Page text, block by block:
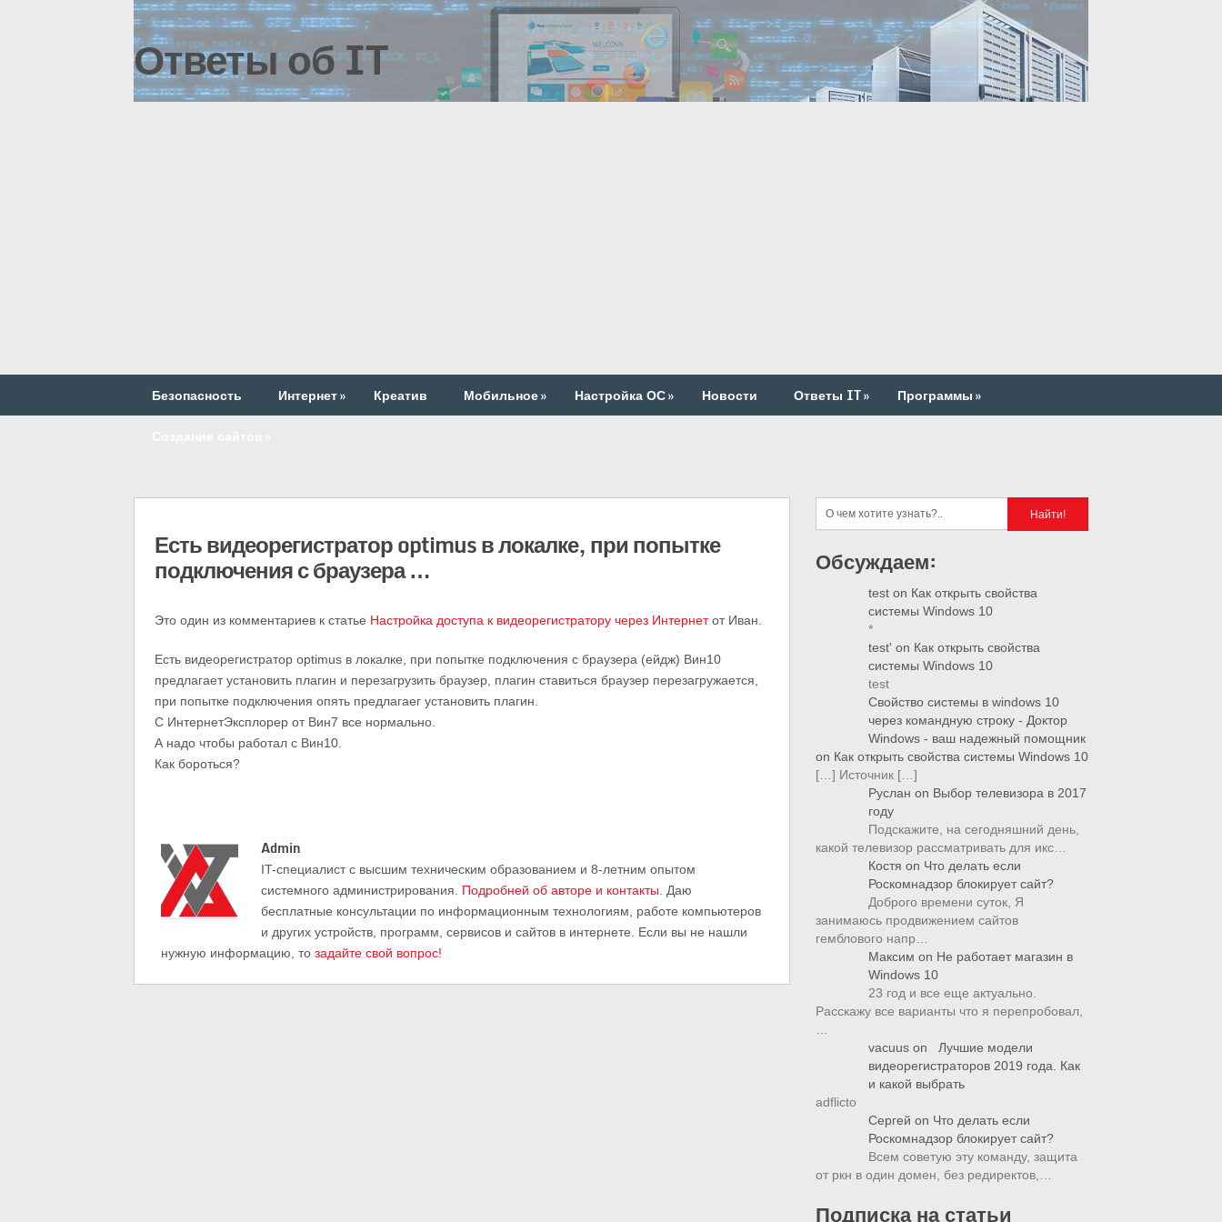
Ответы об IT
Безопасность Интернет» Креатив Мобильное» Настройка ОС» Новости Ответы IT» Программы»
Есть видеорегистратор optimus в локалке, при попытке
подключения с браузера …
Это один из комментариев к статье Настройка доступа к видеорегистратору через Интернетот Иван.
Есть видеорегистратор optimus в локалке, при попытке подключения с браузера (ейдж) Вин10
предлагает установить плагин и перезагрузить браузер, плагин ставиться браузер перезагружается,
при попытке подключения опять предлагаег установить плагин.
С ИнтернетЭксплорер от Вин7 все нормально.
А надо чтобы работал с Вин10.
Как бороться?
Admin
IT-cпециалист с высшим техническим образованием и 8-летним опытом
системного администрирования. Подробней об авторе и контакты . Даю
бесплатные консультации по информационным технологиям, работе компьютеров
и других устройств, программ, сервисов и сайтов в интернете. Если вы не нашли
нужную информацию, то задайте свой вопрос!
Обсуждаем:
test on Как открыть свойства
системы Windows 10
*
test' on Как открыть свойства
системы Windows 10
test
Свойство системы в windows 10
через командную строку - Доктор
Windows - ваш надежный помощник
on Как открыть свойства системы Windows 10
[…] Источник […]
Руслан on Выбор телевизора в 2017
году
Подскажите, на сегодняшний день,
какой телевизор рассматривать для икс…
Костя on Что делать если
Роскомнадзор блокирует сайт?
Доброго времени суток, Я
занимаюсь продвижением сайтов
гемблового напр…
Максим on Не работает магазин в
Windows 10
23 год и все еще актуально.
Расскажу все варианты что я перепробовал,
vacuus on
Лучшие модели
видеорегистраторов 2019 года. Как
и какой выбрать
adflicto
Сергей on Что делать если
Роскомнадзор блокирует сайт?
Всем советую эту команду, защита
от ркн в один домен, без редиректов,…
Подписка на статьи